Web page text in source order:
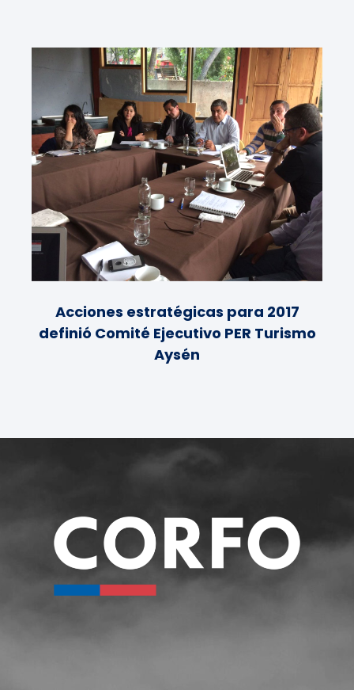
Acciones estratégicas para 2017
definió Comité Ejecutivo PER Turismo
Aysén